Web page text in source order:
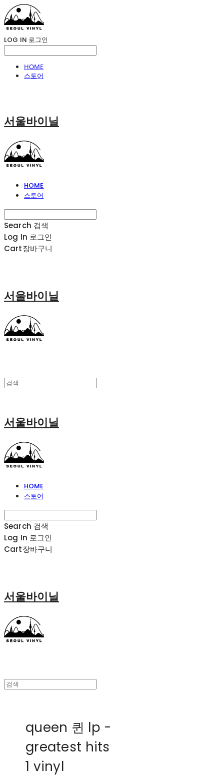
LOG IN 로그인
HOME
스토어
서울바이닐
HOME
스토어
Search 검색
Log In 로그인
Cart장바구니
서울바이닐
서울바이닐
HOME
스토어
Search 검색
Log In 로그인
Cart장바구니
서울바이닐
queen 퀸 lp -
greatest hits
1 vinyl